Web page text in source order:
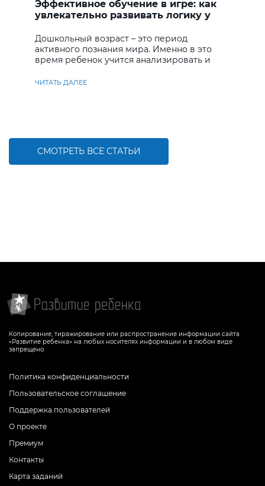
Эффективное обучение в игре: как
увлекательно развивать логику у
Дошкольный возраст – это период
активного познания мира. Именно в это
время ребенок учится анализировать и
ЧИТАТЬ ДАЛЕЕ
СМОТРЕТЬ ВСЕ СТАТЬИ
Копирование, тиражирование или распространение информации сайта
«Развитие ребенка» на любых носителях информации и в любом виде
запрещено.
Политика конфиденциальности
Пользовательское соглашение
Поддержка пользователей
О проекте
Премиум
Контакты
Карта заданий